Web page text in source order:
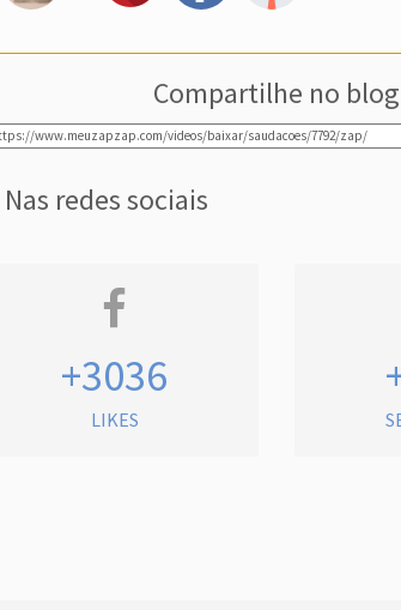
Compartilhe no blog
Nas redes sociais
+3036
LIKES